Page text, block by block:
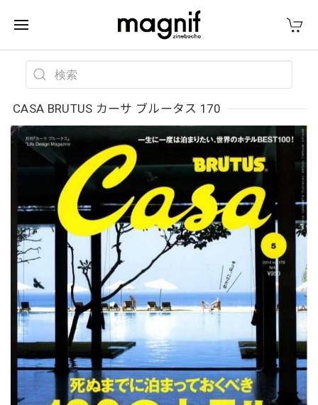
CASA BRUTUS カーサ ブルータス 170